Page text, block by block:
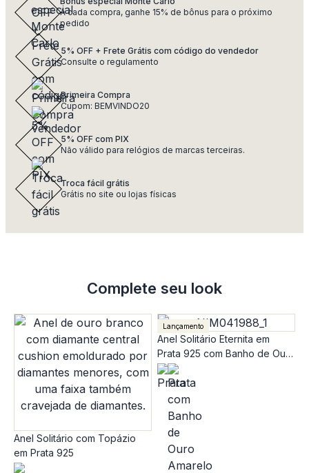
A cada compra, ganhe 15% de bônus para o próximo
pedido
5% OFF + Frete Grátis com código do vendedor
Consulte o regulamento
Primeira Compra
Cupom: BEMVINDO20
5% OFF com PIX
Não válido para relógios de marcas terceiras.
Troca fácil grátis
Grátis no site ou lojas físicas
Complete seu look
Anel Solitário com Topázio
em Prata 925
Lançamento
Anel Solitário Eternita em
Prata 925 com Banho de Ouro
Amarelo 18K e Moissanite 0,5
ct